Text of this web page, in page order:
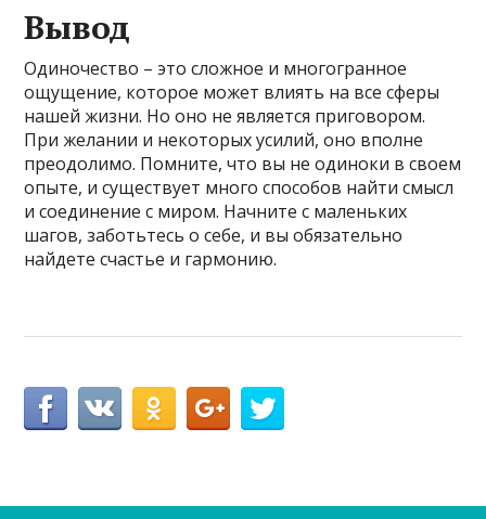
Вывод
Одиночество – это сложное и многогранное
ощущение, которое может влиять на все сферы
нашей жизни. Но оно не является приговором.
При желании и некоторых усилий, оно вполне
преодолимо. Помните, что вы не одиноки в своем
опыте, и существует много способов найти смысл
и соединение с миром. Начните с маленьких
шагов, заботьтесь о себе, и вы обязательно
найдете счастье и гармонию.